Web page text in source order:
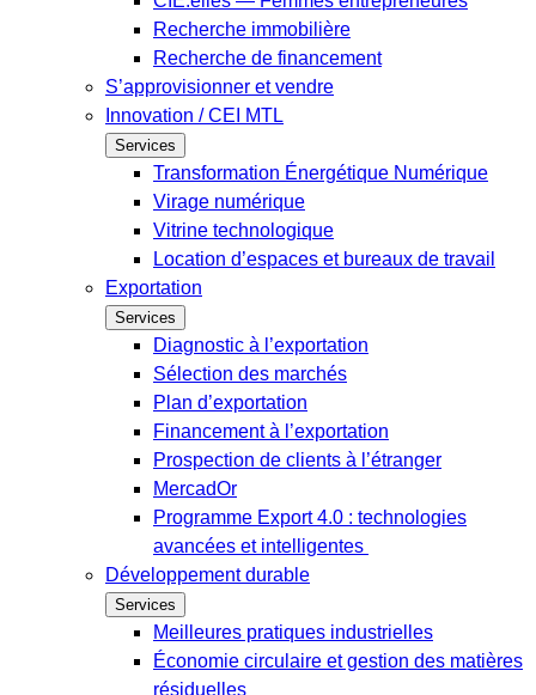
Recherche immobilière
Recherche de financement
S’approvisionner et vendre
Innovation / CEI MTL
Services
Transformation Énergétique Numérique
Virage numérique
Vitrine technologique
Location d’espaces et bureaux de travail
Exportation
Services
Diagnostic à l’exportation
Sélection des marchés
Plan d’exportation
Financement à l’exportation
Prospection de clients à l’étranger
MercadOr
Programme Export 4.0 : technologies
avancées et intelligentes
Développement durable
Services
Meilleures pratiques industrielles
Économie circulaire et gestion des matières
résiduelles